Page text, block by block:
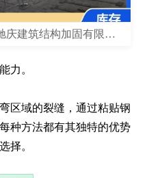
重庆驰庆建筑结构加固有限公司
力。
区域的裂缝，通过粘贴钢
种方法都有其独特的优势
择。